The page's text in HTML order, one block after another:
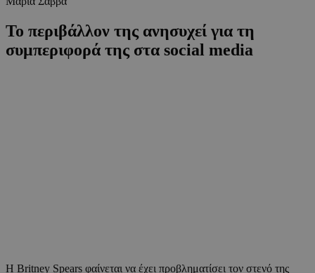
Το περιβάλλον της ανησυχεί για τη
συμπεριφορά της στα social media
Η Britney Spears φαίνεται να έχει προβληματίσει τον στενό της